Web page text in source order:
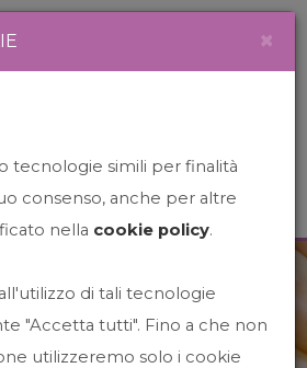
×
tecnologie simili per finalità
consenso, anche per altre
nella cookie policy.
di tali tecnologie
"Accetta tutti". Fino a che non
utilizzeremo solo i cookie